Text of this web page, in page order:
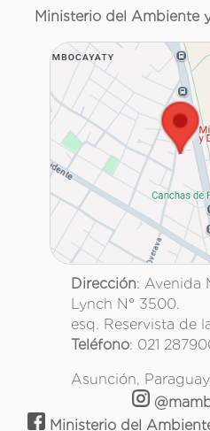
Ministerio del Ambiente
Dirección: Avenida
Lynch N° 3500.
esq. Reservista de
Teléfono: 021
Asunción,
Ministerio del